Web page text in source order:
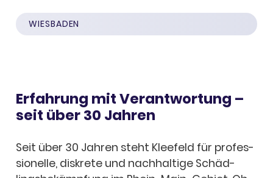
WIES­BA­DEN
Erfah­rung mit Verant­wor­tung –
seit über 30 Jahren
Seit über 30 Jahren steht Klee­feld für profes­
sio­nelle, diskrete und nach­hal­tige Schäd­